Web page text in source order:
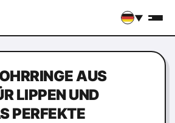
▼
AUS
LIPPEN UND
PERFEKTE